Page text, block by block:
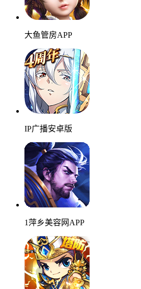
大鱼管房APP
IP广播安卓版
1萍乡美容网APP